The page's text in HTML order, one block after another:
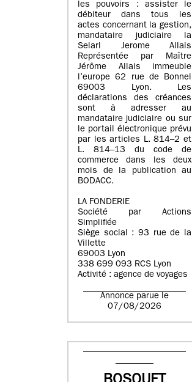
les pouvoirs : assister le
débiteur dans tous les
actes concernant la gestion,
mandataire judiciaire la
Selarl Jerome Allais
Représentée par Maître
Jérôme Allais immeuble
l’europe 62 rue de Bonnel
69003 Lyon. Les
déclarations des créances
sont à adresser au
mandataire judiciaire ou sur
le portail électronique prévu
par les articles L. 814–2 et
L. 814–13 du code de
commerce dans les deux
mois de la publication au
BODACC.
LA FONDERIE
Société par Actions
Simplifiée
Siège social : 93 rue de la
Villette
69003 Lyon
338 699 093 RCS Lyon
Activité : agence de voyages
Annonce parue le
07/08/2026